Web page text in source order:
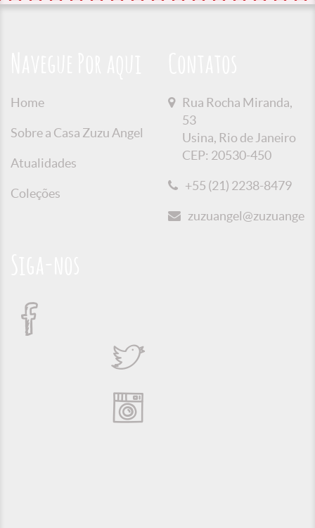
Home
Sobre a Casa Zuzu Angel
Atualidades
Coleções
Rua Rocha Miranda,
53
Usina, Rio de Janeiro
CEP: 20530-450
+55 (21) 2238-8479